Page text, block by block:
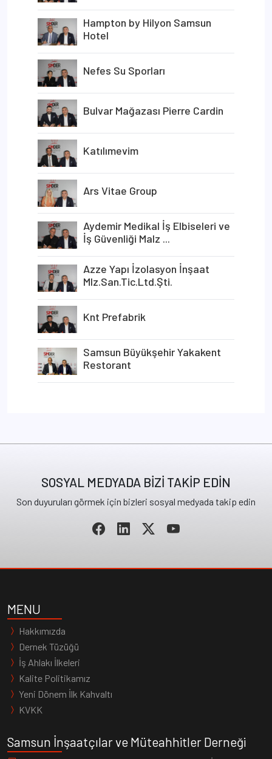
Hampton by Hilyon Samsun
Hotel
Nefes Su Sporları
Bulvar Mağazası Pierre Cardin
Katılımevim
Ars Vitae Group
Aydemir Medikal İş Elbiseleri ve
İş Güvenliği Malz ...
Azze Yapı İzolasyon İnşaat
Mlz.San.Tic.Ltd.Şti.
Knt Prefabrik
Samsun Büyükşehir Yakakent
Restorant
SOSYAL MEDYADA BİZİ TAKİP EDİN
Son duyuruları görmek için bizleri sosyal medyada takip edin
MENU
Hakkımızda
Dernek Tüzüğü
İş Ahlakı İlkeleri
Kalite Politikamız
Yeni Dönem İlk Kahvaltı
KVKK
Samsun İnşaatçılar ve Müteahhitler Derneği